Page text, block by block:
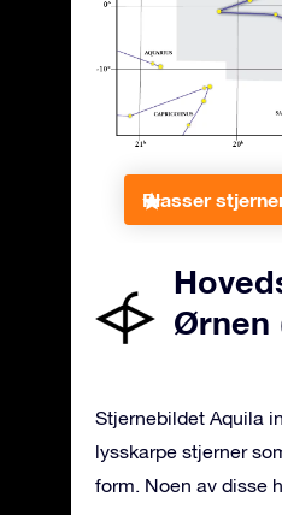
Plasser
Ørnen
Stjernebildet Aquila
lysskarpe stjerner
form. Noen av disse